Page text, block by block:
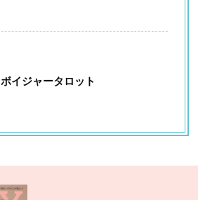
ボイジャータロット